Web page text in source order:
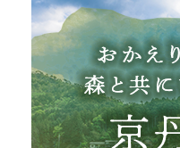
か
え
り
な